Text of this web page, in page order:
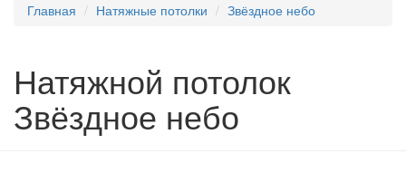
Главная Натяжные потолки Звёздное небо
Натяжной потолок
Звёздное небо